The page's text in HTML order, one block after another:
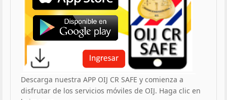
Descarga nuestra APP OIJ CR SAFE y comienza a
disfrutar de los servicios móviles de OIJ. Haga clic en